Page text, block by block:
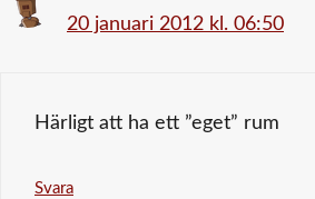
20 januari 2012 kl. 06:50
Härligt att ha ett ”eget” rum
Svara